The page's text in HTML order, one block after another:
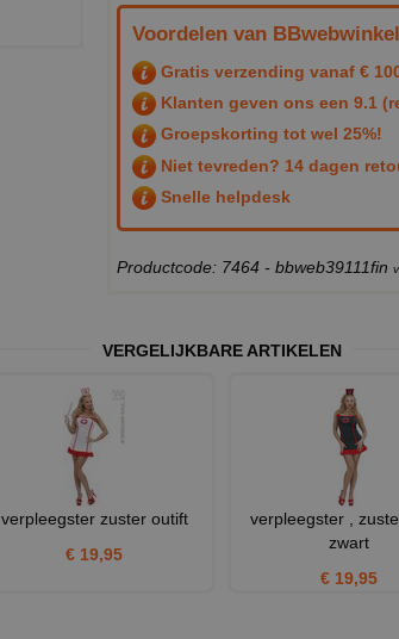
Voordelen van
Gratis verzending vanaf €
Klanten geven ons een 9.1
Groepskorting tot wel 25%!
Niet tevreden? 14 dagen
Snelle helpdesk
Productcode: 7464 - bbweb39111fin
VERGELIJKBARE ARTIKELEN
verpleegster zuster outift
€ 19,95
verpleegster ,
zwart
€ 19,95